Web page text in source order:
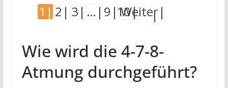
1 2 3 … 9 10
Weiter
Wie wird die 4-7-8-
Atmung durchgeführt?